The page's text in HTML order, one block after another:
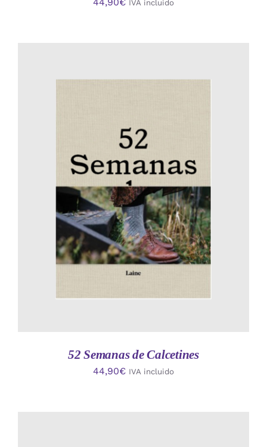
IVA incluido
AÑADIR AL CARRITO
/
DETALLES
52 Semanas de Calcetines
44,90€ IVA incluido